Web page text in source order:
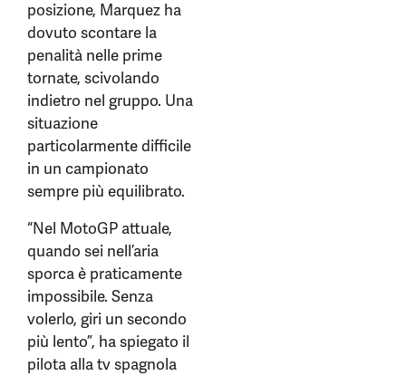
posizione, Marquez ha
dovuto scontare la
penalità nelle prime
tornate, scivolando
indietro nel gruppo. Una
situazione
particolarmente difficile
in un campionato
sempre più equilibrato.
“Nel MotoGP attuale,
quando sei nell’aria
sporca è praticamente
impossibile. Senza
volerlo, giri un secondo
più lento”, ha spiegato il
pilota alla tv spagnola